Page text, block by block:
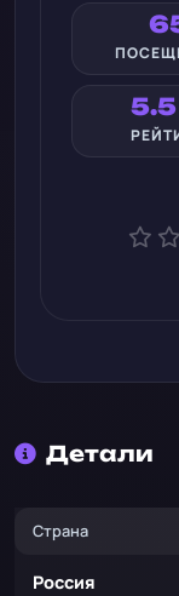
5.5
Детали
Страна
Россия